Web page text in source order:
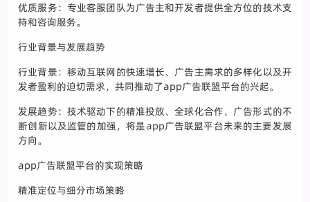
优质服务：专业客服团队为广告主和开发者提供全方位的技术支
持和咨询服务。
行业背景与发展趋势
行业背景：移动互联网的快速增长、广告主需求的多样化以及开
发者盈利的迫切需求，共同推动了app广告联盟平台的兴起。
发展趋势：技术驱动下的精准投放、全球化合作、广告形式的不
断创新以及监管的加强，将是app广告联盟平台未来的主要发展
方向。
app广告联盟平台的实现策略
精准定位与细分市场策略